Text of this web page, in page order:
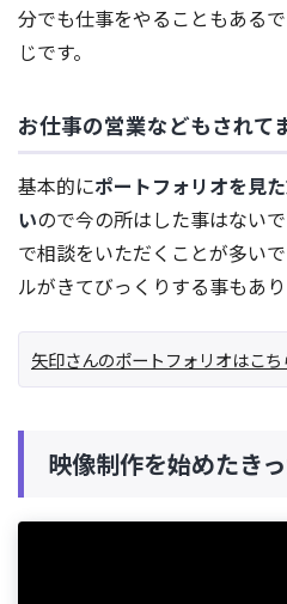
分でも仕事をやることもある
じです。
お仕事の営業などもされて
基本的にポートフォリオを見
いので今の所はした事はない
で相談をいただくことが多い
ルがきてびっくりする事もあ
矢印さんのポートフォリオはこち
映像制作を始めたき